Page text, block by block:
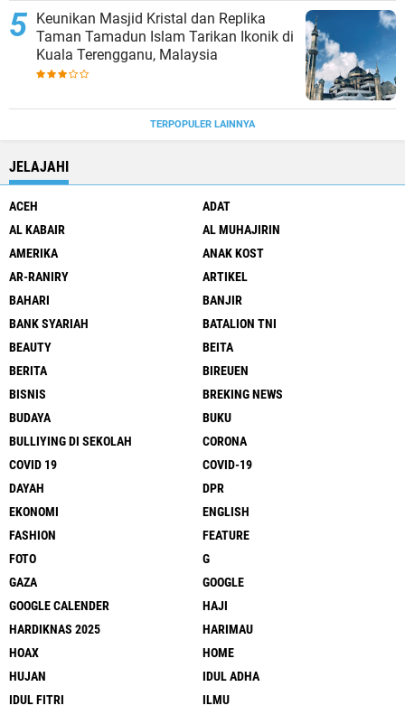
Keunikan Masjid Kristal dan Replika
Taman Tamadun Islam Tarikan Ikonik di
Kuala Terengganu, Malaysia
TERPOPULER LAINNYA
JELAJAHI
ACEH
ADAT
AL KABAIR
AL MUHAJIRIN
AMERIKA
ANAK KOST
AR-RANIRY
ARTIKEL
BAHARI
BANJIR
BANK SYARIAH
BATALION TNI
BEAUTY
BEITA
BERITA
BIREUEN
BISNIS
BREKING NEWS
BUDAYA
BUKU
BULLIYING DI SEKOLAH
CORONA
COVID 19
COVID-19
DAYAH
DPR
EKONOMI
ENGLISH
FASHION
FEATURE
FOTO
G
GAZA
GOOGLE
GOOGLE CALENDER
HAJI
HARDIKNAS 2025
HARIMAU
HOAX
HOME
HUJAN
IDUL ADHA
IDUL FITRI
ILMU